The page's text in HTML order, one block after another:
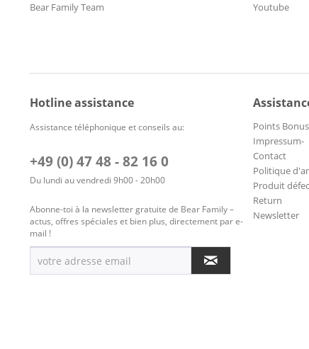
Bear Family Team
Youtube
Hotline assistance
Assistance téléphonique et conseils au:
+49 (0) 47 48 - 82 16 0
Du lundi au vendredi 9h00 - 20h00
Abonne-toi à la newsletter gratuite de Bear Family –
actus, offres spéciales et bien plus, directement par e-
mail !
Points
Impressum-
Contact
Politique
Produit
Return
Newsletter